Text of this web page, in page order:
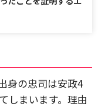
身の忠司は安政4
しまいます。理由